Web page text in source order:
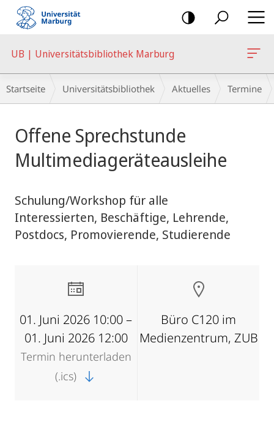
Mobile-
Navigation
UB | Universitätsbibliothek Marburg
Breadcrumb-
Navigation
Startseite Universitätsbibliothek Aktuelles Termine
Offene Sprechstunde
Multimediageräteausleihe
Schulung/Workshop für alle
Interessierten, Beschäftige, Lehrende,
Postdocs, Promovierende, Studierende
01. Juni 2026 10:00 –
01. Juni 2026 12:00
Termin herunterladen
(.ics)
Büro C120 im
Medienzentrum, ZUB